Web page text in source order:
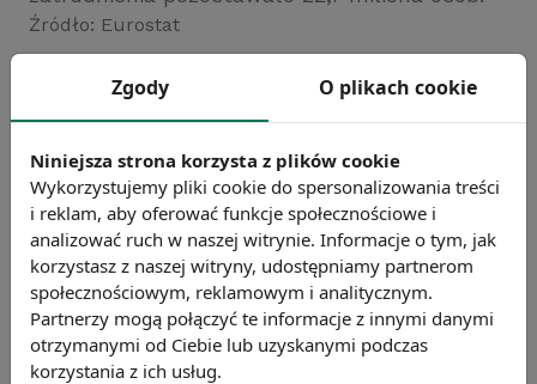
Źródło: Eurostat
Zobacz więcej wiadomości
Zgody O plikach cookie
Niniejsza strona korzysta z plików cookie
Wykorzystujemy pliki cookie do spersonalizowania treści
i reklam, aby oferować funkcje społecznościowe i
analizować ruch w naszej witrynie. Informacje o tym, jak
korzystasz z naszej witryny, udostępniamy partnerom
społecznościowym, reklamowym i analitycznym.
Partnerzy mogą połączyć te informacje z innymi danymi
otrzymanymi od Ciebie lub uzyskanymi podczas
korzystania z ich usług.